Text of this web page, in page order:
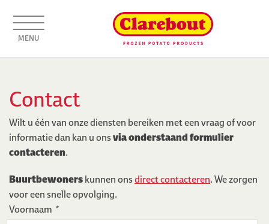
MENU
Contact
Wilt u één van onze diensten bereiken met een vraag of voor
informatie dan kan u onsvia onderstaand formulier
contacteren.
Buurtbewonerskunnen onsdirect contacteren. We zorgen
voor een snelle opvolging.
Voornaam *